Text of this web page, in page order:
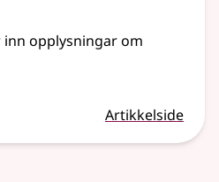
opplysningar om
Artikkelside